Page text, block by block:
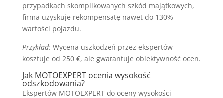
przypadkach skomplikowanych szkód majątkowych,
firma uzyskuje rekompensatę nawet do 130%
wartości pojazdu.
Przykład: Wycena uszkodzeń przez ekspertów
kosztuje od 250 €, ale gwarantuje obiektywność ocen.
Jak MOTOEXPERT ocenia wysokość
odszkodowania?
Ekspertów MOTOEXPERT do oceny wysokości